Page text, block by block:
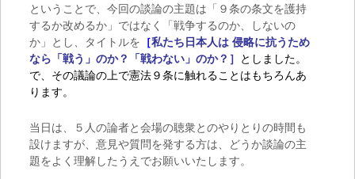
ということで、今回の談論の主題は「９条の条文を護持
するか改めるか」ではなく「戦争するのか、しないの
か」とし、タイトルを ［私たち日本人は 侵略に抗うため
なら 「戦う」のか？「戦わない」のか？］
としました。
で、その議論の上で憲法９条に触れることはもちろんあ
ります。
当日は、５人の論者と会場の聴衆とのやりとりの時間も
設けますが、意見や質問を発する方は、どうか談論の主
題をよく理解したうえでお願いいたします。